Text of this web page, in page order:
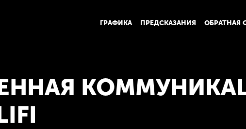
ГРАФИКА ПРЕДСКАЗАНИЯ ОБРАТНАЯ